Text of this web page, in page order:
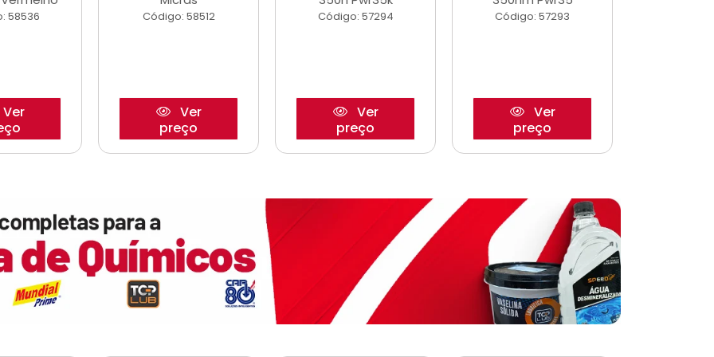
58536
Ver
Código: 58512
Ver
preço
Código: 57294
Ver
preço
Código: 57293
Ver
preço